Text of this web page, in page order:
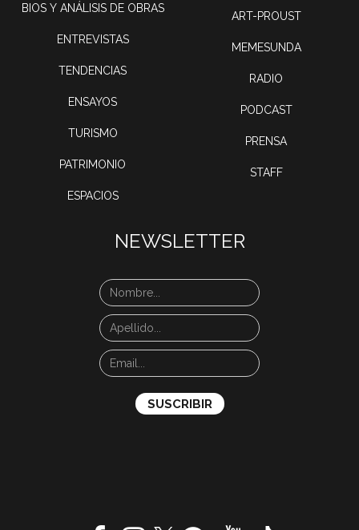
BIOS Y ANÁLISIS DE OBRAS
ENTREVISTAS
TENDENCIAS
ENSAYOS
TURISMO
PATRIMONIO
ESPACIOS
ART-PROUST
MEMESUNDA
RADIO
PODCAST
PRENSA
STAFF
NEWSLETTER